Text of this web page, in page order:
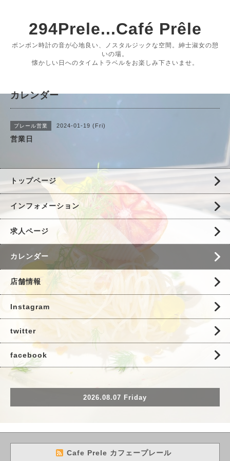
294Prele...Café Prêle
ボンボン時計の音が心地良い、ノスタルジックな空間。紳士淑女の憩
いの場。
懐かしい日へのタイムトラベルをお楽しみ下さいませ。
カレンダー
プレール営業 2024-01-19 (Fri)
営業日
トップページ
インフォメーション
求人ページ
カレンダー
店舗情報
Instagram
twitter
facebook
2026.08.07 Friday
Cafe Prele カフェープレール